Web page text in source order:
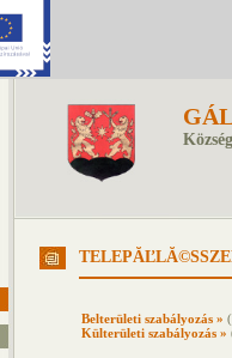
Belterületi szabályozás »
Külterületi szabályozás »